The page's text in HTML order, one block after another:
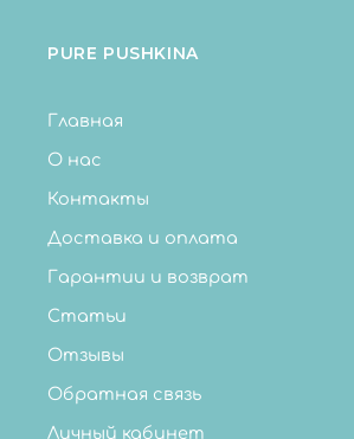
PURE PUSHKINA
Главная
О нас
Контакты
Доставка и оплата
Гарантии и возврат
Статьи
Отзывы
Обратная связь
Личный кабинет